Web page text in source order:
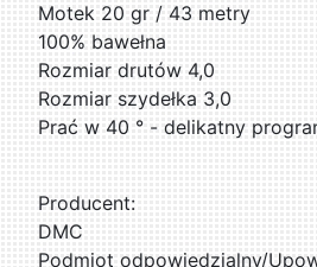
Motek 20 gr / 43 metry
100% bawełna
Rozmiar drutów 4,0
Rozmiar szydełka 3,0
Prać w 40 ° - delikatny
Producent:
DMC
Podmiot odpowiedzialny/